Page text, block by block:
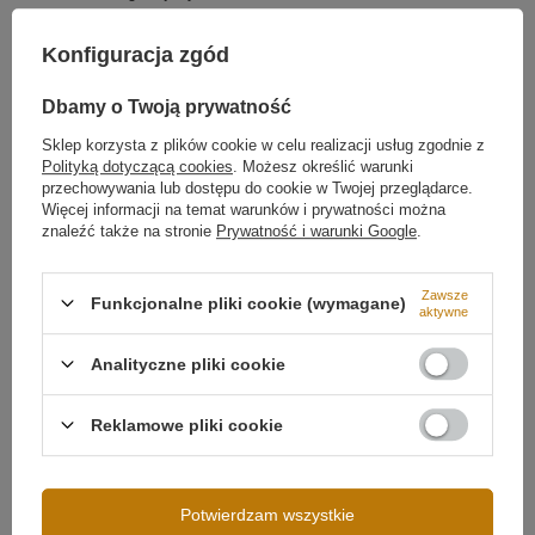
Temperatura barwowa światła
Barwa światła
Biała ciepła 3000
Możliwość ściemniania Brak ściemniania
Napięcie wejściowe 230V
34W
Konfiguracja zgód
Dbamy o Twoją prywatność
Sklep korzysta z plików cookie w celu realizacji usług zgodnie z
Polityką dotyczącą cookies . Możesz określić warunki
przechowywania lub dostępu do cookie w Twojej przeglądarce.
Więcej informacji na temat warunków i prywatności można
znaleźć także na stronie Prywatność i warunki Google
Funkcjonalne pliki cookie (wymagane)
Zawsze
aktywne
Analityczne pliki cookie
Reklamowe pliki cookie
Potwierdzam wszystkie